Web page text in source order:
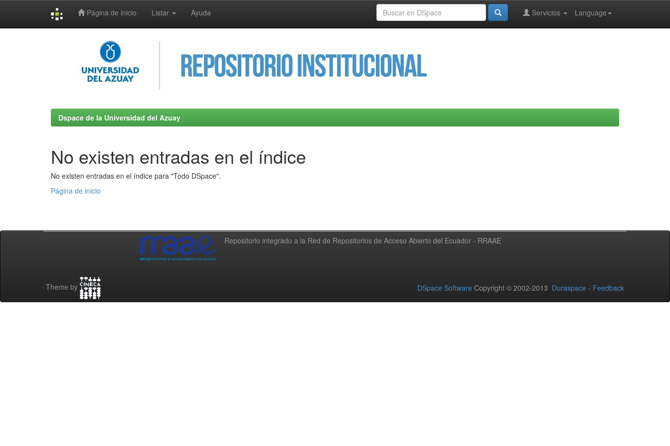
Página de inicio Listar Ayuda Language
Servicios
Dspace de la Universidad del Azuay
No existen entradas en el índice
No existen entradas en el índice para "Todo DSpace".
Página de inicio
Repositorio integrado a la Red de Repositorios de Acceso Abierto del Ecuador - RRAAE
Theme by DSpace Software Copyright © 2002-2013 Duraspace - Feedback